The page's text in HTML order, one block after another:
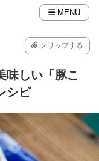
MENU
クリップする
味しい「豚こ
シピ